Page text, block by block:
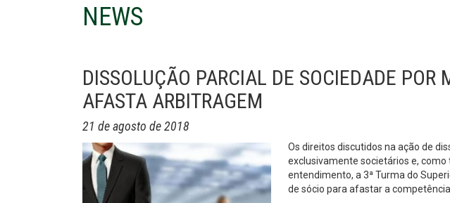
NEWS
DISSOLUÇÃO PARCIAL DE SOCIEDADE POR
AFASTA ARBITRAGEM
21 de agosto de 2018
Os direitos discutidos na ação de
exclusivamente societários e,
entendimento, a 3ª Turma do
de sócio para afastar a competência